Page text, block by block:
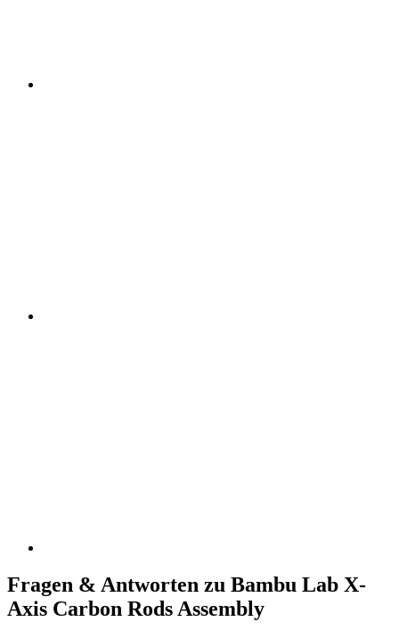
Fragen & Antworten zu Bambu Lab X-
Axis Carbon Rods Assembly